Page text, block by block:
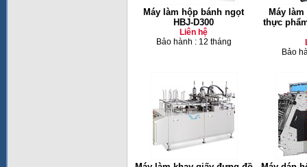
Máy làm hộp bánh ngọt
HBJ-D300
Liên hệ
Bảo hành : 12 tháng
Máy
thực
Bảo